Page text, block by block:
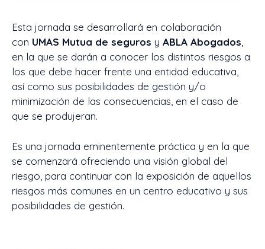
Esta jornada se desarrollará en colaboración
con UMAS Mutua de seguros y ABLA Abogados
en la que se darán a conocer los distintos riesgos a
los que debe hacer frente una entidad educativa,
así como sus posibilidades de gestión y/o
minimización de las consecuencias, en el caso de
que se produjeran.
Es una jornada eminentemente práctica y en la que
se comenzará ofreciendo una visión global del
riesgo, para continuar con la exposición de aquellos
riesgos más comunes en un centro educativo y sus
posibilidades de gestión.